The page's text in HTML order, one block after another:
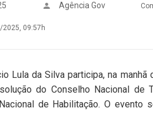
Agência Gov
2025, 09:57h
Lula da Silva participa, na
do Conselho Nacional
de Habilitação. O